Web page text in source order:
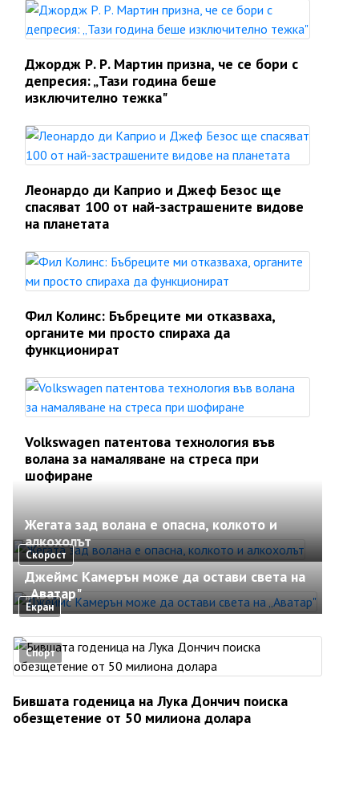
Джордж Р. Р. Мартин призна, че се бори с
депресия: „Тази година беше
изключително тежка"
Леонардо ди Каприо и Джеф Безос ще
спасяват 100 от най-застрашените видове
на планетата
Фил Колинс: Бъбреците ми отказваха,
органите ми просто спираха да
функционират
Volkswagen патентова технология във
волана за намаляване на стреса при
шофиране
Скорост
Жегата зад волана е опасна, колкото и
алкохолът
Екран
Джеймс Камерън може да остави света на
„Аватар"
Спорт
Бившата годеница на Лука Дончич поиска
обезщетение от 50 милиона долара